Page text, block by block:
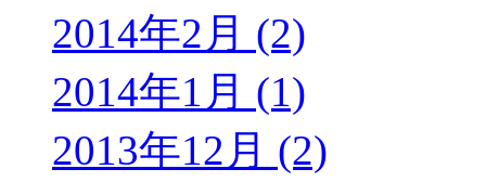
2014年2月 (2)
2014年1月 (1)
2013年12月 (2)